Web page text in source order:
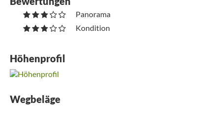
Panorama
Kondition
Höhenprofil
Wegbeläge